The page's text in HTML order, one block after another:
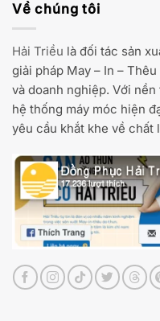
Về chúng tôi
Hải Triều là đối tác sản
giải pháp May – In –
và doanh nghiệp. Với
hệ thống máy móc hiện
yêu cầu khắt khe về chất